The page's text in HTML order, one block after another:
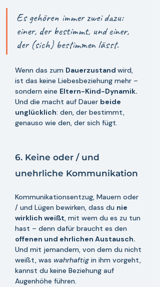
Es gehören immer zwei dazu:
einer, der bestimmt, und einer,
der (sich) bestimmen lässt.
Wenn das zum Dauerzustand wird,
ist das keine Liebesbeziehung mehr –
sondern eine Eltern-Kind-Dynamik.
Und die macht auf Dauer beide
unglücklich: den, der bestimmt,
genauso wie den, der sich fügt.
6. Keine oder / und
unehrliche Kommunikation
Kommunikationsentzug, Mauern oder
/ und Lügen bewirken, dass du nie
wirklich weißt, mit wem du es zu tun
hast – denn dafür braucht es den
offenen und ehrlichen Austausch.
Und mit jemandem, von dem du nicht
weißt, was wahrhaftig in ihm vorgeht,
kannst du keine Beziehung auf
Augenhöhe führen.